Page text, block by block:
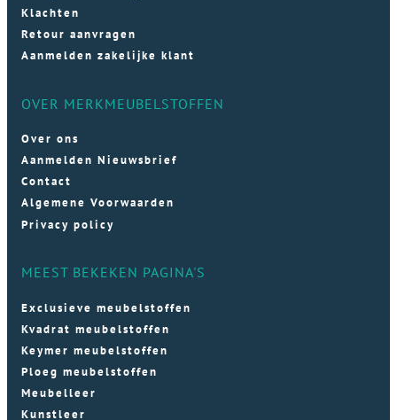
Klachten
Retour aanvragen
Aanmelden zakelijke klant
OVER MERKMEUBELSTOFFEN
Over ons
Aanmelden Nieuwsbrief
Contact
Algemene Voorwaarden
Privacy policy
MEEST BEKEKEN PAGINA'S
Exclusieve meubelstoffen
Kvadrat meubelstoffen
Keymer meubelstoffen
Ploeg meubelstoffen
Meubelleer
Kunstleer